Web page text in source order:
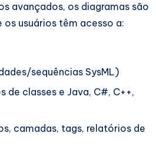
avançados, os diagramas são
usuários têm acesso a:
sequências SysML)
classes e Java, C#, C++,
camadas, tags, relatórios de